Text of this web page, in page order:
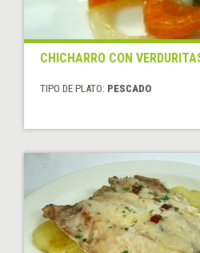
CHICHARRO CON
TIPO DE PLATO: PESCADO